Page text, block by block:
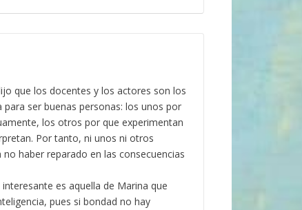
que los docentes y los actores son los
ser buenas personas: los unos por
los otros por que experimentan
Por tanto, ni unos ni otros
haber reparado en las consecuencias
es aquella de Marina que
pues si bondad no hay